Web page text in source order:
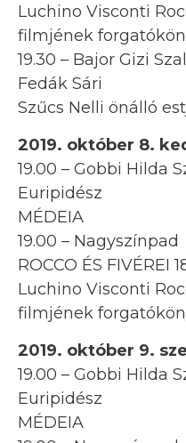
Luchino Visconti
filmjének
19.30 – Bajor Gizi
Fedák Sári
Szűcs Nelli önálló
2019. október 8.
19.00 – Gobbi Hilda
Euripidész
MÉDEIA
19.00 – Nagyszínpad
ROCCO ÉS FIVÉREI
Luchino Visconti
filmjének
2019. október 9.
19.00 – Gobbi Hilda
Euripidész
MÉDEIA